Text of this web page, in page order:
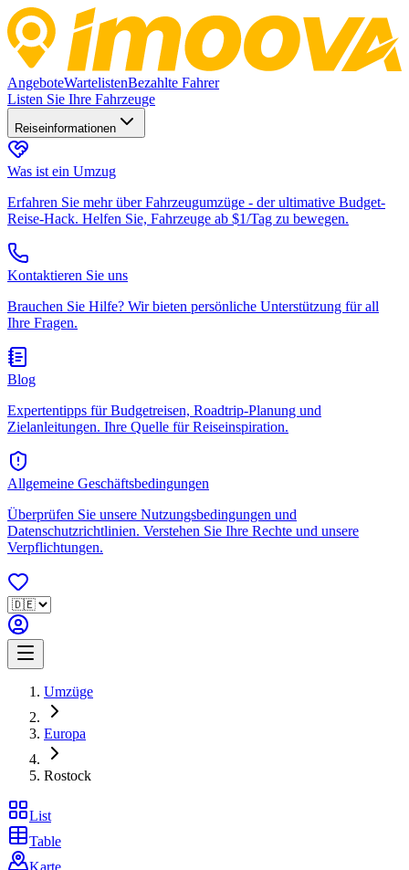
AngeboteWartelistenBezahlte Fahrer
Listen Sie Ihre Fahrzeuge
Reiseinformationen
Was ist ein Umzug
Erfahren Sie mehr über Fahrzeugumzüge - der ultimative Budget-
Reise-Hack. Helfen Sie, Fahrzeuge ab $1/Tag zu bewegen.
Kontaktieren Sie uns
Brauchen Sie Hilfe? Wir bieten persönliche Unterstützung für all
Ihre Fragen.
Blog
Expertentipps für Budgetreisen, Roadtrip-Planung und
Zielanleitungen. Ihre Quelle für Reiseinspiration.
Allgemeine Geschäftsbedingungen
Überprüfen Sie unsere Nutzungsbedingungen und
Datenschutzrichtlinien. Verstehen Sie Ihre Rechte und unsere
Verpflichtungen.
Umzüge
Europa
Rostock
List
Table